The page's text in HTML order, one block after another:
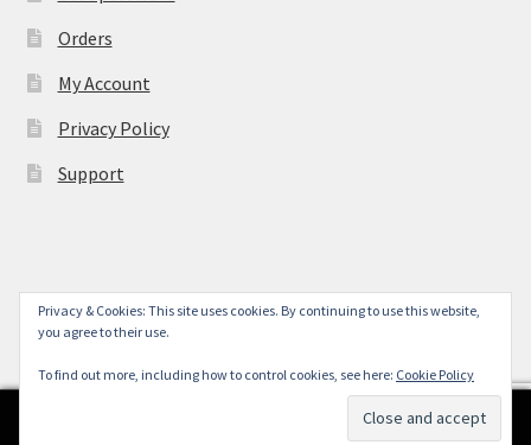
Orders
My Account
Privacy Policy
Support
© York Camera Mart 2026
.
0
Privacy & Cookies: This site uses cookies. By continuing to use this website,
you agree to their use.
To find out more, including how to control cookies, see here: Cookie Policy